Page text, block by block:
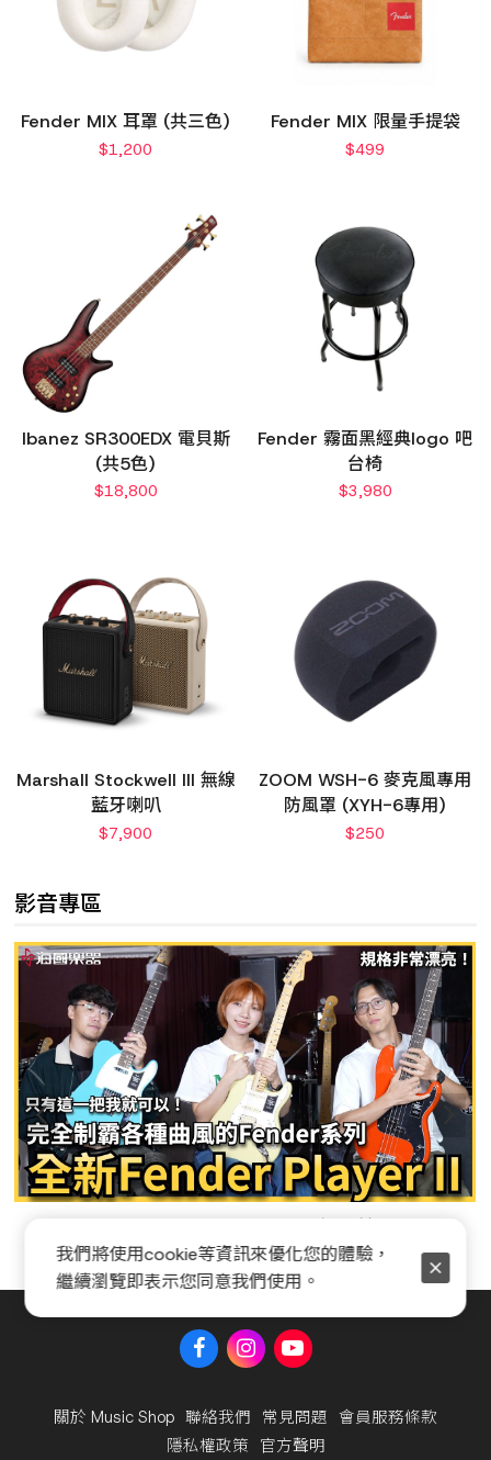
Fender MIX 耳罩 (共三色)
$1,200
Fender MIX 限量手提袋
$499
Ibanez SR300EDX 電貝斯
(共5色)
$18,800
Fender 霧面黑經典logo 吧
台椅
$3,980
Marshall Stockwell III 無線
藍牙喇叭
$7,900
ZOOM WSH-6 麥克風專用
防風罩 (XYH-6專用)
$250
影音專區
關於 Music Shop 聯絡我們 常見問題 會員服務條款
隱私權政策 官方聲明
我們將使用cookie等資訊來優化您的體驗，
繼續瀏覽即表示您同意我們使用。